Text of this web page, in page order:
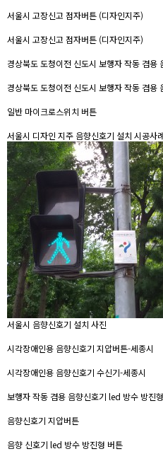
서울시 고장신고 점자버튼 (디자인지주)
서울시 고장신고 점자버튼 (디자인지주)
경상북도 도청이전 신도시 보행자 작동 겸용
경상북도 도청이전 신도시 보행자 작동 겸용
일반 마이크로스위치 버튼
서울시 디자인 지주 음향신호기 설치 시공사
서울시 음향신호기 설치 사진
시각장애인용 음향신호기 지압버튼-세종시
시각장애인용 음향신호기 수신기-세종시
보행자 작동 겸용 음향신호기 led 방수 방진
음향신호기 지압버튼
음향 신호기 led 방수 방진형 버튼